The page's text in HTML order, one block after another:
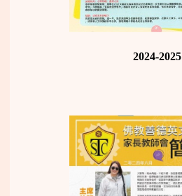
2024-2025